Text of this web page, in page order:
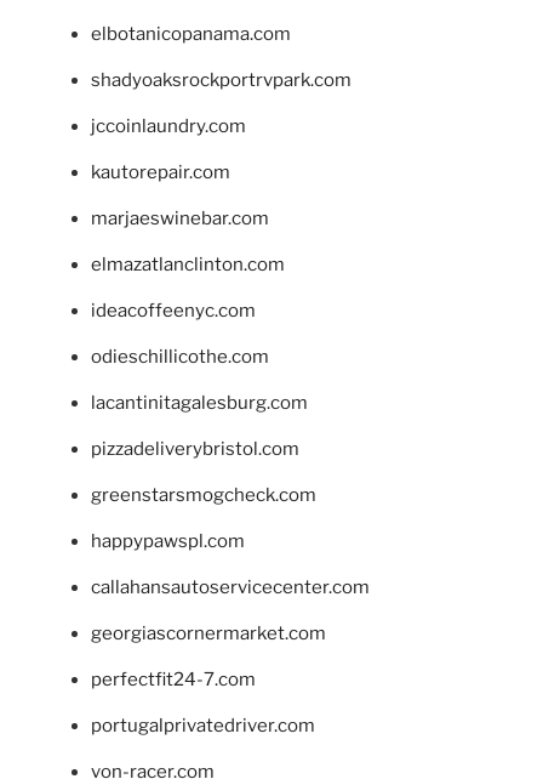
elbotanicopanama.com
shadyoaksrockportrvpark.com
jccoinlaundry.com
kautorepair.com
marjaeswinebar.com
elmazatlanclinton.com
ideacoffeenyc.com
odieschillicothe.com
lacantinitagalesburg.com
pizzadeliverybristol.com
greenstarsmogcheck.com
happypawspl.com
callahansautoservicecenter.com
georgiascornermarket.com
perfectfit24-7.com
portugalprivatedriver.com
von-racer.com